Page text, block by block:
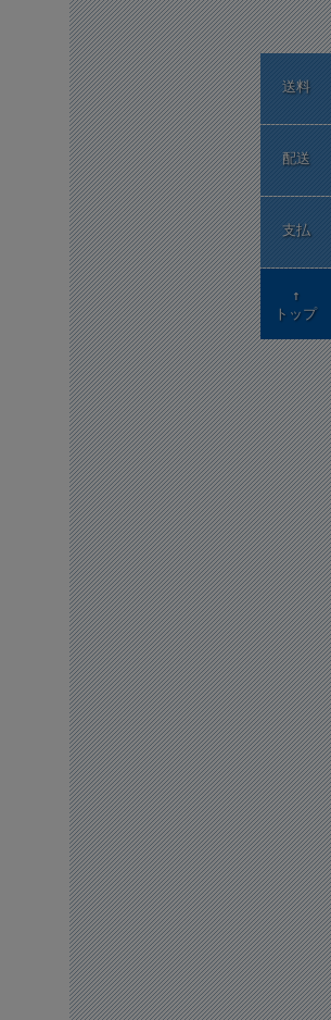
送料
配送
支払
↑
トップ